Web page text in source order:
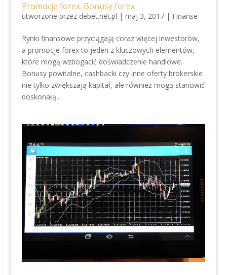
Promocje forex. Bonusy forex
utworzone przez debet.net.pl | maj 3, 2017| Finanse
Rynki finansowe przyciągają coraz więcej inwestorów,
a promocje forex to jeden z kluczowych elementów,
które mogą wzbogacić doświadczenie handlowe.
Bonusy powitalne, cashbacki czy inne oferty brokerskie
nie tylko zwiększają kapitał, ale również mogą stanowić
doskonałą...